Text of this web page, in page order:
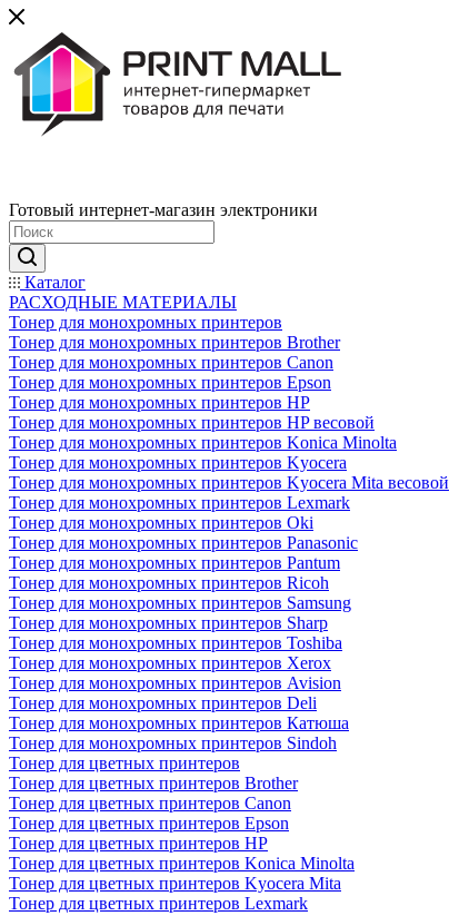
Готовый интернет-магазин электроники
Каталог
РАСХОДНЫЕ МАТЕРИАЛЫ
Тонер для монохромных принтеров
Тонер для монохромных принтеров Brother
Тонер для монохромных принтеров Canon
Тонер для монохромных принтеров Epson
Тонер для монохромных принтеров HP
Тонер для монохромных принтеров HP весовой
Тонер для монохромных принтеров Konica Minolta
Тонер для монохромных принтеров Kyocera
Тонер для монохромных принтеров Kyocera Mita весовой
Тонер для монохромных принтеров Lexmark
Тонер для монохромных принтеров Oki
Тонер для монохромных принтеров Panasonic
Тонер для монохромных принтеров Pantum
Тонер для монохромных принтеров Ricoh
Тонер для монохромных принтеров Samsung
Тонер для монохромных принтеров Sharp
Тонер для монохромных принтеров Toshiba
Тонер для монохромных принтеров Xerox
Тонер для монохромных принтеров Avision
Тонер для монохромных принтеров Deli
Тонер для монохромных принтеров Катюша
Тонер для монохромных принтеров Sindoh
Тонер для цветных принтеров
Тонер для цветных принтеров Brother
Тонер для цветных принтеров Canon
Тонер для цветных принтеров Epson
Тонер для цветных принтеров HP
Тонер для цветных принтеров Konica Minolta
Тонер для цветных принтеров Kyocera Mita
Тонер для цветных принтеров Lexmark